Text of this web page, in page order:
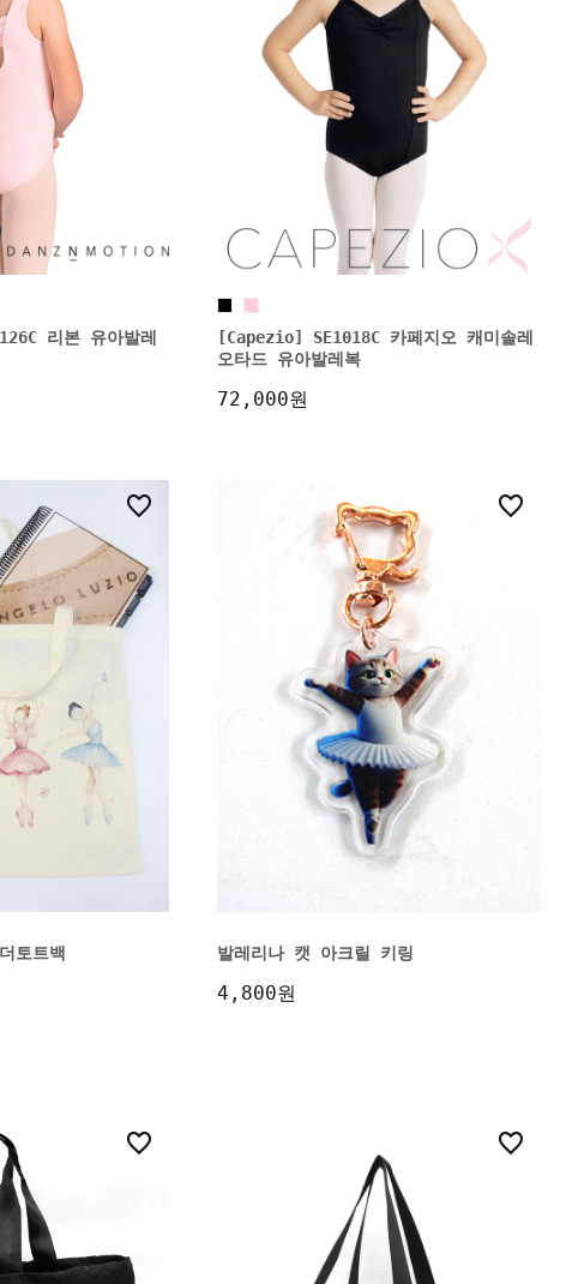
리본 유아발레
[Capezio] SE1018C 카페지오 캐미솔레
오타드 유아발레복
72,000원
토트백 발레리나 캣 아크릴 키링
4,800원